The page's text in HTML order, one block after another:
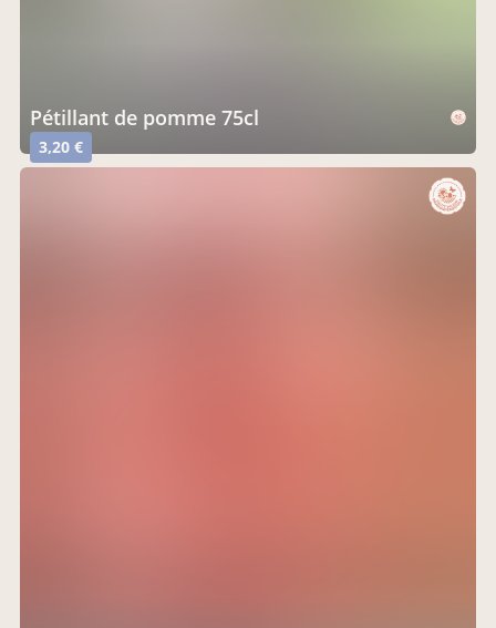
pétillant de pomme 75cl
3,20 €